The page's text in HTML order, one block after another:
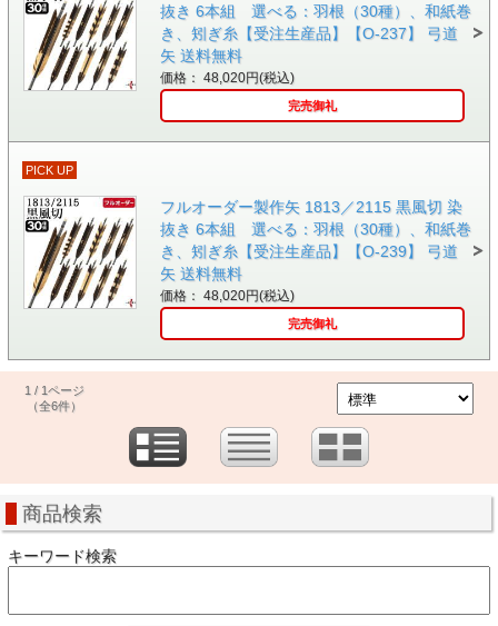
抜き 6本組 選べる：羽根（30種）、和紙巻
き、矧ぎ糸【受注生産品】【O-237】 弓道
矢 送料無料
価格： 48,020円(税込)
完売御礼
PICK UP
フルオーダー製作矢 1813／2115 黒風切 染
抜き 6本組 選べる：羽根（30種）、和紙巻
き、矧ぎ糸【受注生産品】【O-239】 弓道
矢 送料無料
価格： 48,020円(税込)
完売御礼
1 / 1ページ
（全6件）
商品検索
キーワード検索